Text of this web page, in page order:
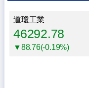
道瓊工業
46292.78
▼88.76(-0.19%)